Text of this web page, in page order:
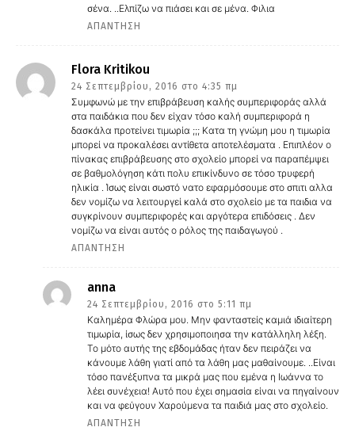
σένα. ..Ελπίζω να πιάσει και σε μένα. Φιλια
ΑΠΆΝΤΗΣΗ
Flora Kritikou
24 Σεπτεμβρίου, 2016 στο 4:35 πμ
Συμφωνώ με την επιβράβευση καλής συμπεριφοράς αλλά
στα παιδάκια που δεν είχαν τόσο καλή συμπεριφορά η
δασκάλα προτείνει τιμωρία ;;; Κατα τη γνώμη μου η τιμωρία
μπορεί να προκαλέσει αντίθετα αποτελέσματα . Επιπλέον ο
πίνακας επιβράβευσης στο σχολείο μπορεί να παραπέμψει
σε βαθμολόγηση κάτι πολυ επικίνδυνο σε τόσο τρυφερή
ηλικία . Ίσως είναι σωστό νατο εφαρμόσουμε στο σπιτι αλλα
δεν νομίζω να λειτουργεί καλά στο σχολείο με τα παιδια να
συγκρίνουν συμπεριφορές και αργότερα επιδόσεις . Δεν
νομίζω να είναι αυτός ο ρόλος της παιδαγωγού .
ΑΠΆΝΤΗΣΗ
anna
24 Σεπτεμβρίου, 2016 στο 5:11 πμ
Καλημέρα Φλώρα μου. Μην φανταστείς καμιά ιδιαίτερη
τιμωρία, ίσως δεν χρησιμοποιησα την κατάλληλη λέξη.
Το μότο αυτής της εβδομάδας ήταν δεν πειράζει να
κάνουμε λάθη γιατί από τα λάθη μας μαθαίνουμε. ..Είναι
τόσο πανέξυπνα τα μικρά μας που εμένα η Ιωάννα το
λέει συνέχεια! Αυτό που έχει σημασία είναι να πηγαίνουν
και να φεύγουν Χαρούμενα τα παιδιά μας στο σχολείο.
ΑΠΆΝΤΗΣΗ